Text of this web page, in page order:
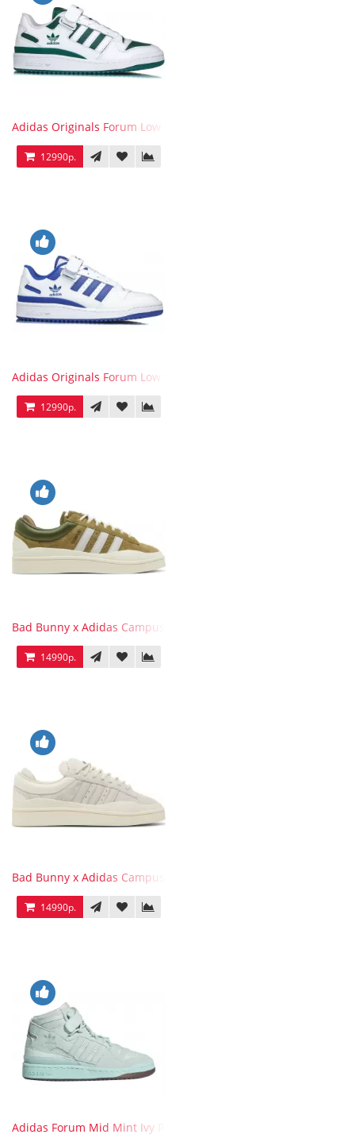
Adidas Originals Forum Low WB White Green
12990р.
Adidas Originals Forum Low WB White Blue
12990р.
Bad Bunny x Adidas Campus Wild Moss
14990р.
Bad Bunny x Adidas Campus Light
14990р.
Adidas Forum Mid Mint Ivy Park